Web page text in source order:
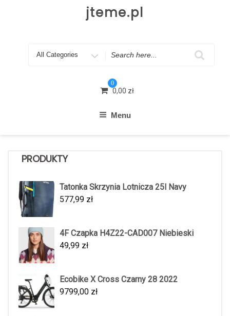
jteme.pl
Search
0
0,00 zł
Menu
PRODUKTY
Tatonka Skrzynia Lotnicza 25l Navy
577,99 zł
4F Czapka H4Z22-CAD007 Niebieski
49,99 zł
Ecobike X Cross Czarny 28 2022
9799,00 zł